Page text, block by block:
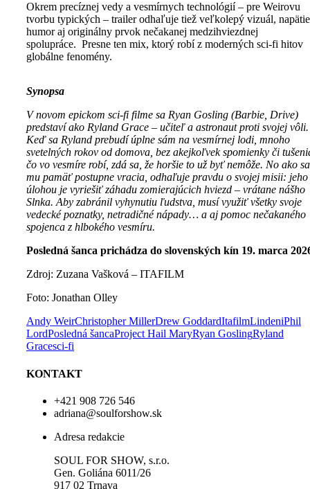
Okrem precíznej vedy a vesmírnych technológií – pre Weirovu
tvorbu typických – trailer odhaľuje tiež veľkolepý vizuál,
humor aj originálny prvok nečakanej medzihviezdnej
spolupráce. Presne ten mix, ktorý robí z moderných sci-fi hitov
globálne fenomény.
Synopsa
V novom epickom sci-fi filme sa Ryan Gosling (Barbie, Drive)
predstaví ako Ryland Grace – učiteľ a astronaut proti svojej vôli.
Keď sa Ryland prebudí úplne sám na vesmírnej lodi, mnoho
svetelných rokov od domova, bez akejkoľvek spomienky či
čo vo vesmíre robí, zdá sa, že horšie to už byť nemôže. No ako sa
mu pamäť postupne vracia, odhaľuje pravdu o svojej misii: jeho
úlohou je vyriešiť záhadu zomierajúcich hviezd – vrátane nášho
Slnka. Aby zabránil vyhynutiu ľudstva, musí využiť všetky svoje
vedecké poznatky, netradičné nápady… a aj pomoc nečakaného
spojenca z hlbokého vesmíru.
Posledná šanca prichádza do slovenských kín 19. marca
Zdroj: Zuzana Vašková – ITAFILM
Foto: Jonathan Olley
Andy WeirChristopher MillerDrew GoddardItafilmLindeniPhil
LordPosledná šancaProject Hail MaryRyan GoslingRyland
Gracesci-fi
KONTAKT
+421 908 726 546
adriana@soulforshow.sk
Adresa redakcie
SOUL FOR SHOW, s.r.o.
Gen. Goliána 6011/26
917 02 Trnava